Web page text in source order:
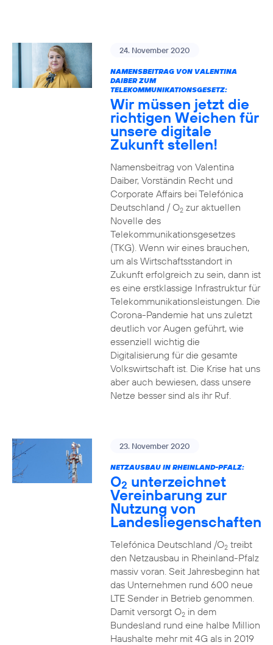
24. November 2020
NAMENSBEITRAG VON VALENTINA
DAIBER ZUM
TELEKOMMUNIKATIONSGESETZ:
Wir müssen jetzt die
richtigen Weichen für
unsere digitale
Zukunft stellen!
Namensbeitrag von Valentina
Daiber, Vorständin Recht und
Corporate Affairs bei Telefónica
Deutschland / O2zur aktuellen
Novelle des
Telekommunikationsgesetzes
(TKG). Wenn wir eines brauchen,
um als Wirtschaftsstandort in
Zukunft erfolgreich zu sein, dann ist
es eine erstklassige Infrastruktur für
Telekommunikationsleistungen. Die
Corona-Pandemie hat uns zuletzt
deutlich vor Augen geführt, wie
essenziell wichtig die
Digitalisierung für die gesamte
Volkswirtschaft ist. Die Krise hat uns
aber auch bewiesen, dass unsere
Netze besser sind als ihr Ruf.
23. November 2020
NETZAUSBAU IN RHEINLAND-PFALZ:
O2 unterzeichnet
Vereinbarung zur
Nutzung von
Landesliegenschaften
Telefónica Deutschland /O2treibt
den Netzausbau in Rheinland-Pfalz
massiv voran. Seit Jahresbeginn hat
das Unternehmen rund 600 neue
LTE Sender in Betrieb genommen.
Damit versorgt O2in dem
Bundesland rund eine halbe Million
Haushalte mehr mit 4G als in 2019